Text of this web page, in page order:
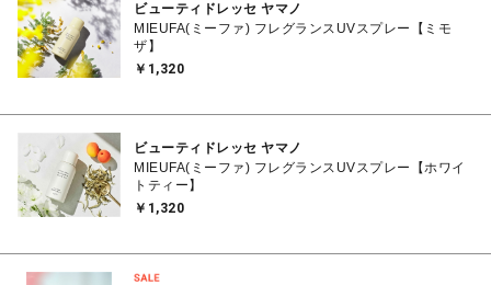
ビューティドレッセ ヤマノ
MIEUFA(ミーファ) フレグランスUVスプレー【ミモ
ザ】
￥1,320
ビューティドレッセ ヤマノ
MIEUFA(ミーファ) フレグランスUVスプレー【ホワイ
トティー】
￥1,320